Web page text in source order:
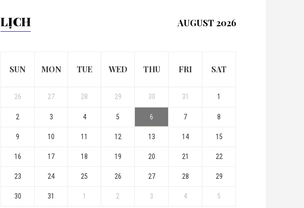
LỊCH AUGUST 2026
SUN MON TUE WED THU FRI SAT
26 27 28 29 30 31 1
2 3 4 5 6 7 8
9 10 11 12 13 14 15
16 17 18 19 20 21 22
23 24 25 26 27 28 29
30 31 1 2 3 4 5